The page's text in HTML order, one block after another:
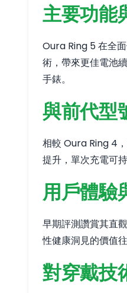
主要功能
Oura Ring 5 在全
術，帶來更佳電池
手錶。
與前代型
相較 Oura Ring 4
提升，單次充電可
用戶體驗
早期評測讚賞其直
性健康洞見的價值
對穿戴技